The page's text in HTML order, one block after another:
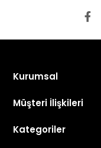
Kurumsal
Müşteri İlişkileri
Kategoriler